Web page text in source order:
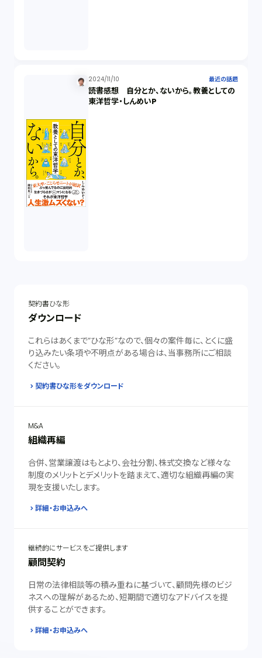
2024/11/10 最近の話題
読書感想 自分とか、ないから。教養としての
東洋哲学・しんめいP
契約書ひな形
ダウンロード
これらはあくまで”ひな形”なので、個々の案件毎に、とくに盛
り込みたい条項や不明点がある場合は、当事務所にご相談
ください。
契約書ひな形をダウンロード
M&A
組織再編
合併、営業譲渡はもとより、会社分割、株式交換など様々な
制度のメリットとデメリットを踏まえて、適切な組織再編の実
現を支援いたします。
詳細・お申込みへ
継続的にサービスをご提供します
顧問契約
日常の法律相談等の積み重ねに基づいて、顧問先様のビジ
ネスへの理解があるため、短期間で適切なアドバイスを提
供することができます。
詳細・お申込みへ